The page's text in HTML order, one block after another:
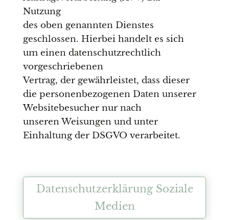
Nutzung
des oben genannten Dienstes
geschlossen. Hierbei handelt es sich
um einen datenschutzrechtlich
vorgeschriebenen
Vertrag, der gewährleistet, dass dieser
die personenbezogenen Daten unserer
Websitebesucher nur nach
unseren Weisungen und unter
Einhaltung der DSGVO verarbeitet.
Datenschutzerklärung Soziale
Medien